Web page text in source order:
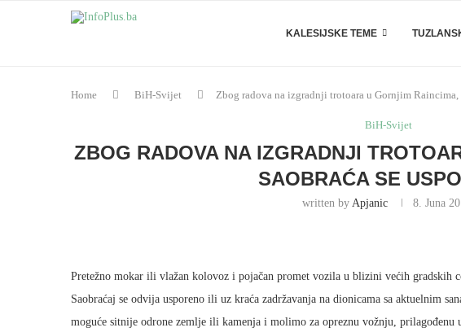
KALESIJSKE TEME
Home BiH-Svijet Zbog radova na izgradnji trotoara u Gornjim Raincima,
BiH-Svijet
ZBOG RADOVA NA IZGRADNJI
SAOBRAĆA SE
written by Apjanic 8. Juna
Pretežno mokar ili vlažan kolovoz i pojačan promet vozila u blizini većih gradskih
Saobraćaj se odvija usporeno ili uz kraća zadržavanja na dionicama sa aktuelnim
moguće sitnije odrone zemlje ili kamenja i molimo za opreznu vožnju, prilagođenu